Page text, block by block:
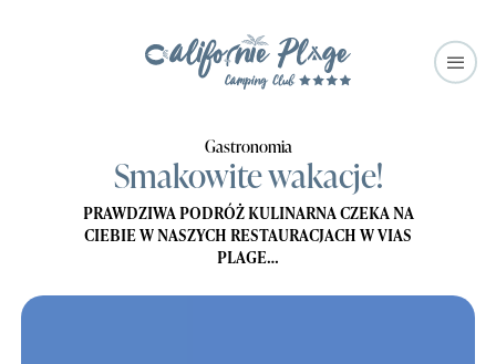
Gastronomia
Smakowite wakacje!
PRAWDZIWA PODRÓŻ KULINARNA CZEKA NA
CIEBIE W NASZYCH RESTAURACJACH W VIAS
PLAGE…